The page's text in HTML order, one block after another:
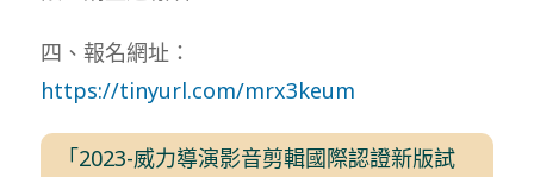
四、報名網址：
https://tinyurl.com/mrx3keum
「2023-威力導演影音剪輯國際認證新版試